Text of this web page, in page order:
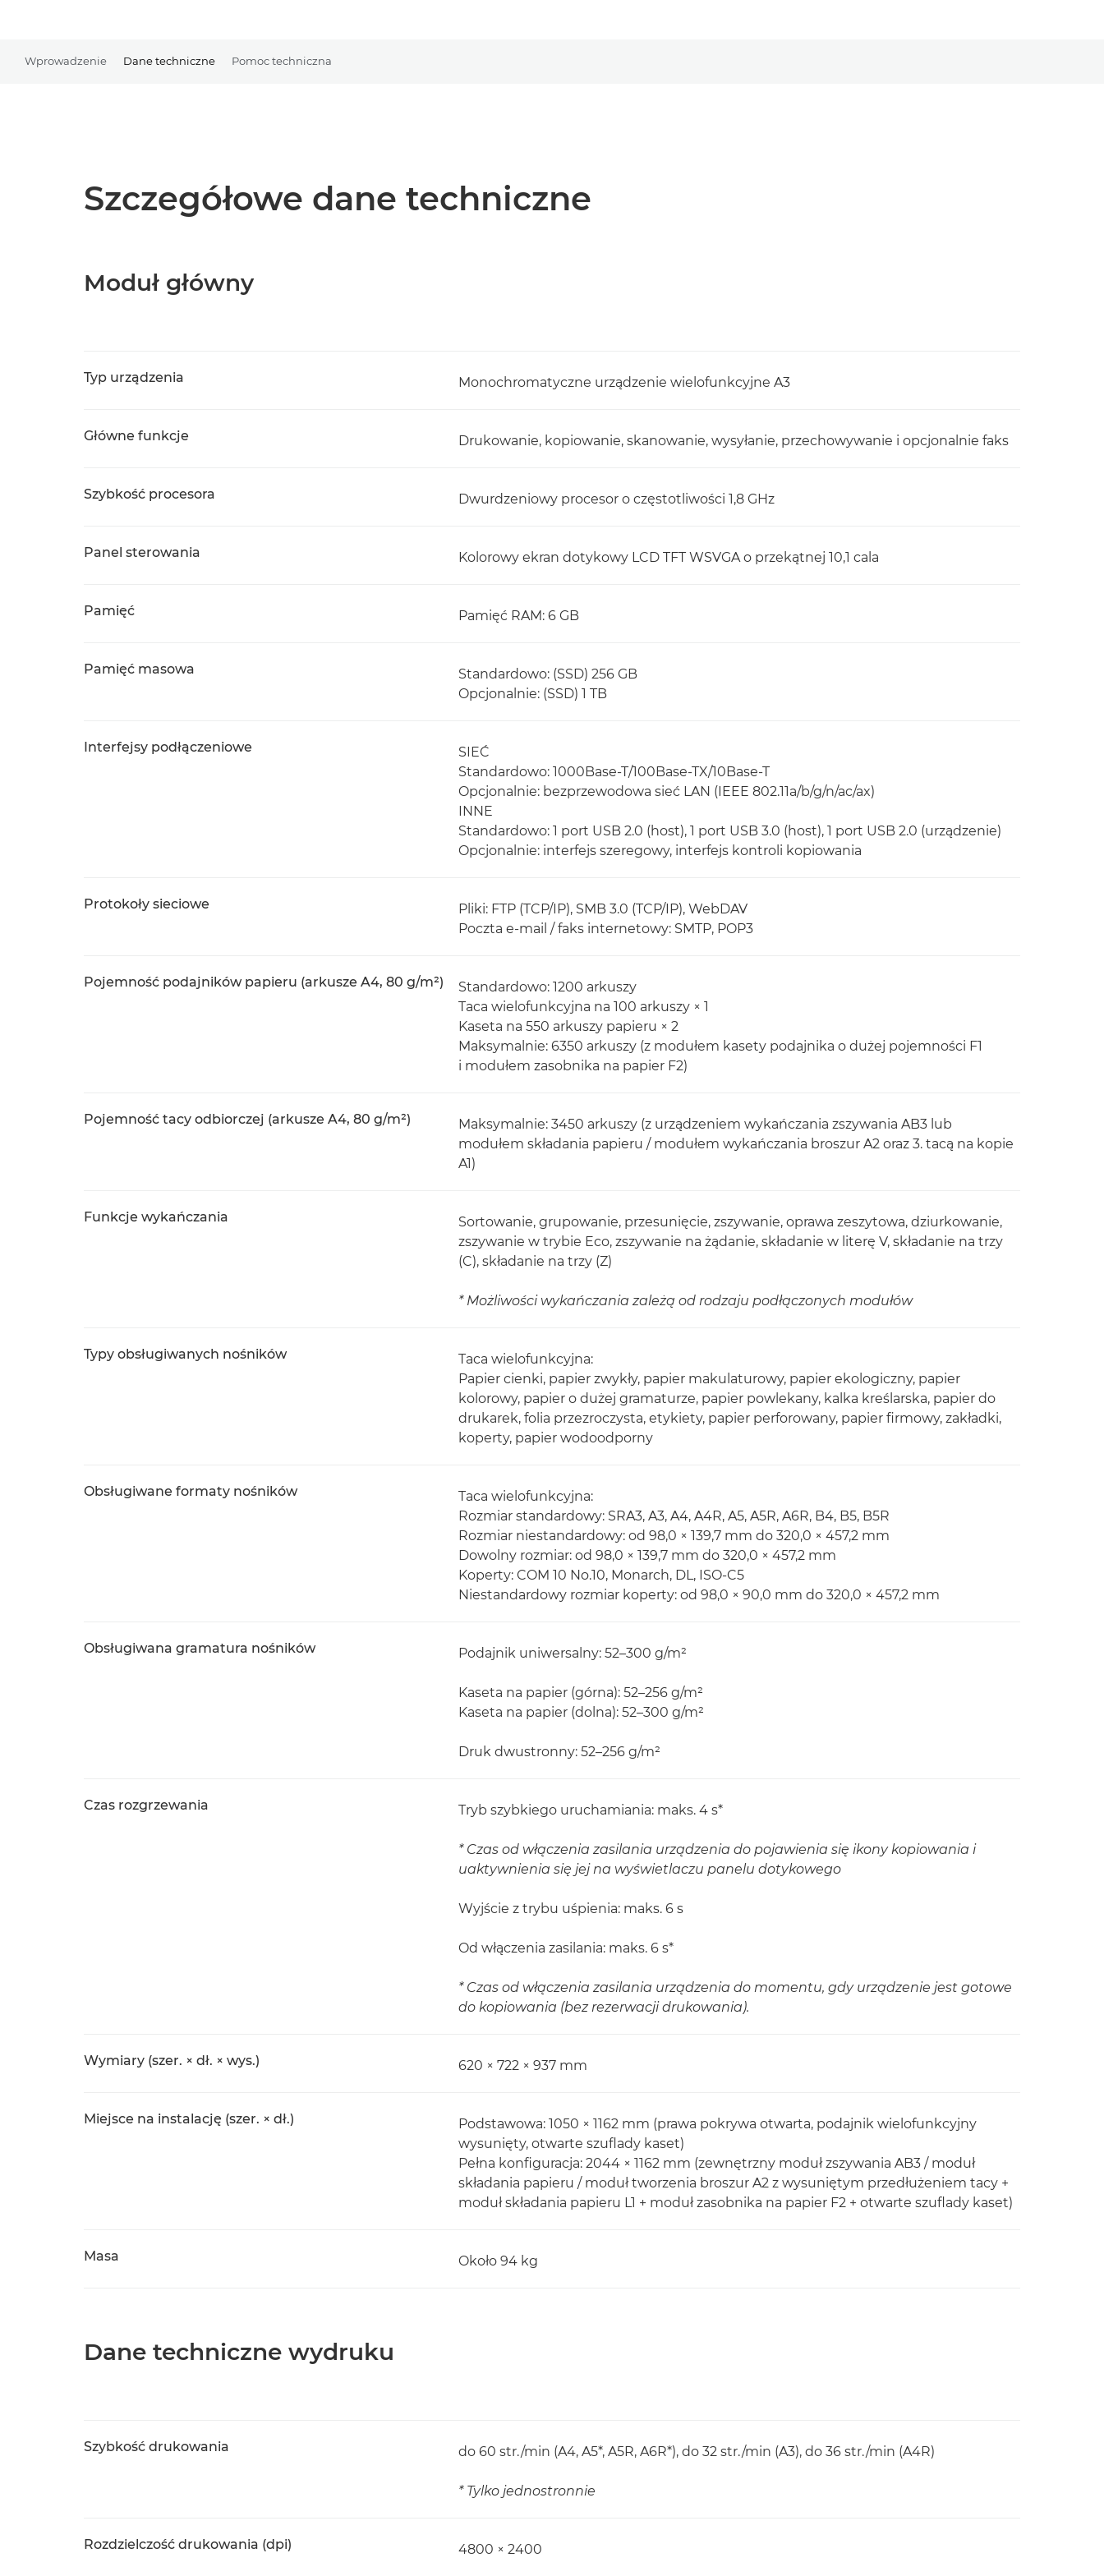
Wprowadzenie Dane techniczne Pomoc techniczna
Szczegółowe dane techniczne
Moduł główny
Typ urządzenia Monochromatyczne urządzenie wielofunkcyjne A3
Główne funkcje Drukowanie, kopiowanie, skanowanie, wysyłanie, przechowywanie i opcjonalnie faks
Szybkość procesora Dwurdzeniowy procesor o częstotliwości 1,8 GHz
Panel sterowania Kolorowy ekran dotykowy LCD TFT WSVGA o przekątnej 10,1 cala
Pamięć Pamięć RAM: 6 GB
Pamięć masowa
Standardowo: (SSD) 256 GB
Opcjonalnie: (SSD) 1 TB
Interfejsy podłączeniowe
SIEĆ
Standardowo: 1000Base-T/100Base-TX/10Base-T
Opcjonalnie: bezprzewodowa sieć LAN (IEEE 802.11a/b/g/n/ac/ax)
INNE
Standardowo: 1 port USB 2.0 (host), 1 port USB 3.0 (host), 1 port USB 2.0 (urządzenie)
Opcjonalnie: interfejs szeregowy, interfejs kontroli kopiowania
Protokoły sieciowe
Pliki: FTP (TCP/IP), SMB 3.0 (TCP/IP), WebDAV
Poczta e-mail / faks internetowy: SMTP, POP3
Pojemność podajników papieru (arkusze A4, 80 g/m²)
Standardowo: 1200 arkuszy
Taca wielofunkcyjna na 100 arkuszy × 1
Kaseta na 550 arkuszy papieru × 2
Maksymalnie: 6350 arkuszy (z modułem kasety podajnika o dużej pojemności F1
i modułem zasobnika na papier F2)
Pojemność tacy odbiorczej (arkusze A4, 80 g/m²)
Maksymalnie: 3450 arkuszy (z urządzeniem wykańczania zszywania AB3 lub
modułem składania papieru / modułem wykańczania broszur A2 oraz 3. tacą na kopie
A1)
Funkcje wykańczania
Sortowanie, grupowanie, przesunięcie, zszywanie, oprawa zeszytowa, dziurkowanie,
zszywanie w trybie Eco, zszywanie na żądanie, składanie w literę V, składanie na trzy
(C), składanie na trzy (Z)
* Możliwości wykańczania zależą od rodzaju podłączonych modułów
Typy obsługiwanych nośników
Taca wielofunkcyjna:
Papier cienki, papier zwykły, papier makulaturowy, papier ekologiczny, papier
kolorowy, papier o dużej gramaturze, papier powlekany, kalka kreślarska, papier do
drukarek, folia przezroczysta, etykiety, papier perforowany, papier firmowy, zakładki,
koperty, papier wodoodporny
Obsługiwane formaty nośników
Taca wielofunkcyjna:
Rozmiar standardowy: SRA3, A3, A4, A4R, A5, A5R, A6R, B4, B5, B5R
Rozmiar niestandardowy: od 98,0 × 139,7 mm do 320,0 × 457,2 mm
Dowolny rozmiar: od 98,0 × 139,7 mm do 320,0 × 457,2 mm
Koperty: COM 10 No.10, Monarch, DL, ISO-C5
Niestandardowy rozmiar koperty: od 98,0 × 90,0 mm do 320,0 × 457,2 mm
Obsługiwana gramatura nośników Podajnik uniwersalny: 52–300 g/m²
Kaseta na papier (górna): 52–256 g/m²
Kaseta na papier (dolna): 52–300 g/m²
Druk dwustronny: 52–256 g/m²
Czas rozgrzewania Tryb szybkiego uruchamiania: maks. 4 s*
* Czas od włączenia zasilania urządzenia do pojawienia się ikony kopiowania i
uaktywnienia się jej na wyświetlaczu panelu dotykowego
Wyjście z trybu uśpienia: maks. 6 s
Od włączenia zasilania: maks. 6 s*
* Czas od włączenia zasilania urządzenia do momentu, gdy urządzenie jest gotowe
do kopiowania (bez rezerwacji drukowania).
Wymiary (szer. × dł. × wys.) 620 × 722 × 937 mm
Miejsce na instalację (szer. × dł.)
Podstawowa: 1050 × 1162 mm (prawa pokrywa otwarta, podajnik wielofunkcyjny
wysunięty, otwarte szuflady kaset)
Pełna konfiguracja: 2044 × 1162 mm (zewnętrzny moduł zszywania AB3 / moduł
składania papieru / moduł tworzenia broszur A2 z wysuniętym przedłużeniem tacy +
moduł składania papieru L1 + moduł zasobnika na papier F2 + otwarte szuflady kaset)
Masa Około 94 kg
Dane techniczne wydruku
Szybkość drukowania do 60 str./min (A4, A5*, A5R, A6R*), do 32 str./min (A3), do 36 str./min (A4R)
* Tylko jednostronnie
Rozdzielczość drukowania (dpi) 4800 × 2400